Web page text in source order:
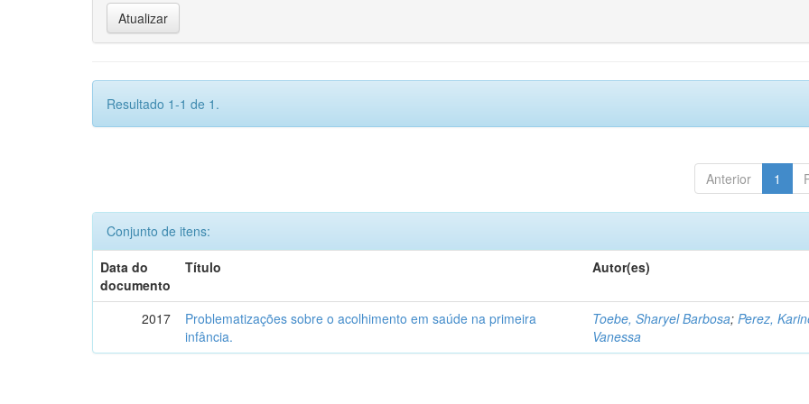
Resultado 1-1 de 1.
Anterior 1
Conjunto de itens:
Data do
documento
Título Autor(es)
2017
Problematizações sobre o acolhimento em saúde na primeira
infância.
Toebe, Sharyel Barbosa;Perez,
Vanessa